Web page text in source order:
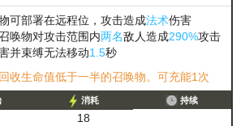
可部署在远程位，攻击造成法术伤害
唤物对攻击范围内两名敌人造成290%攻击
并束缚无法移动1.5秒
收生命值低于一半的召唤物。可充能1次
消耗
18
持续